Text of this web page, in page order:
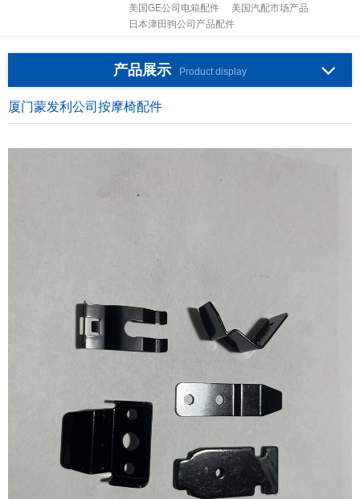
美国GE公司电箱配件
美国汽配市场产品
日本津田驹公司产品配件
产品展示 Product display
厦门蒙发利公司按摩椅配件